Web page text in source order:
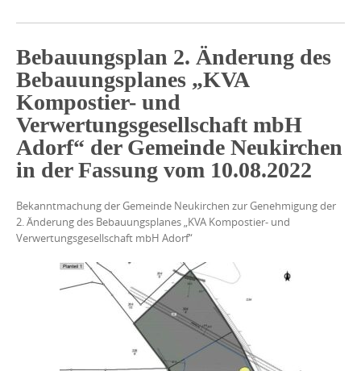
Bebauungsplan 2. Änderung des
Bebauungsplanes „KVA
Kompostier- und
Verwertungsgesellschaft mbH
Adorf“ der Gemeinde Neukirchen
in der Fassung vom 10.08.2022
Bekanntmachung der Gemeinde Neukirchen zur Genehmigung der
2. Änderung des Bebauungsplanes „KVA Kompostier- und
Verwertungsgesellschaft mbH Adorf“